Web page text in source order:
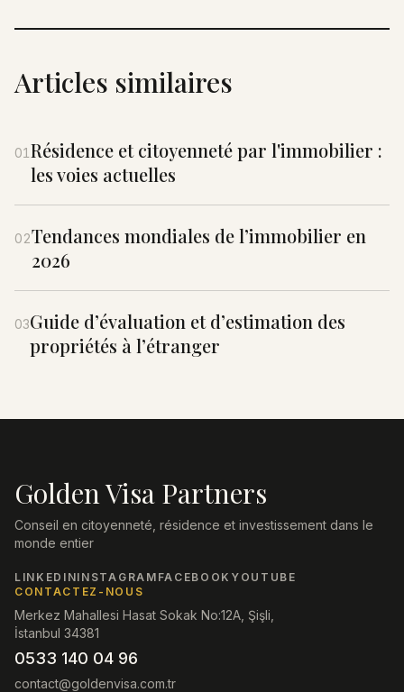
Articles similaires
01 Résidence et citoyenneté par l'immobilier :
les voies actuelles
02Tendances mondiales de l’immobilier en
2026
03Guide d’évaluation et d’estimation des
propriétés à l’étranger
Golden Visa Partners
Conseil en citoyenneté, résidence et investissement dans le
monde entier
LINKEDININSTAGRAM FACEBOOK YOUTUBE
CONTACTEZ-NOUS
Merkez Mahallesi Hasat Sokak No:12A, Şişli,
İstanbul 34381
0533 140 04 96
contact@goldenvisa.com.tr